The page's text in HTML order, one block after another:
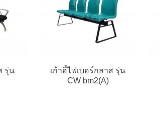
รุ่น
เก้าอี้ไฟเบอร์กลาส รุ่น
CW bm2(A)